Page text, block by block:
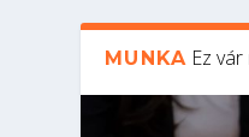
MUNKA Ez